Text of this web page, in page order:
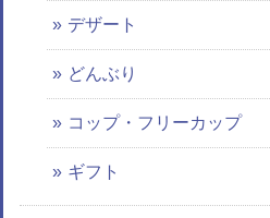
デザート
どんぶり
コップ・フリーカップ
ギフト